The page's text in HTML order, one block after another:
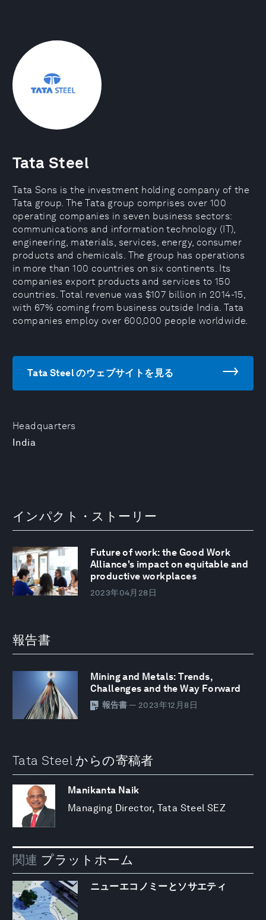
Headquarters
India
Tata Steel
Tata Sons is the investment holding company of the
Tata group. The Tata group comprises over 100
operating companies in seven business sectors:
communications and information technology (IT),
engineering, materials, services, energy, consumer
products and chemicals. The group has operations
in more than 100 countries on six continents. Its
companies export products and services to 150
countries. Total revenue was $107 billion in 2014-15,
with 67% coming from business outside India. Tata
companies employ over 600,000 people worldwide.
Tata Steel のウェブサイトを見る
インパクト・ストーリー
Future of work: the Good Work
Alliance's impact on equitable and
productive workplaces
2023年04月28日
報告書
Mining and Metals: Trends,
Challenges and the Way Forward
報告書 — 2023年12月8日
Tata Steel からの寄稿者
Manikanta Naik
Managing Director, Tata Steel SEZ
関連 プラットホーム
ニューエコノミーとソサエティ